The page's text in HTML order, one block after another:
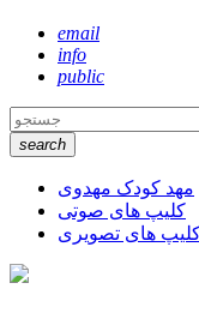
email
info
public
search
مهد کودک مهدوی
کلیپ های صوتی
های تصویری